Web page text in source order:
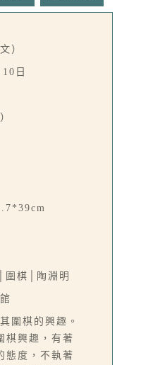
）
日
圍棋│陶淵明
圍棋的興趣。
棋興趣，有著
態度，不執著